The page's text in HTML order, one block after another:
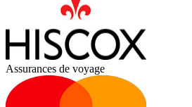
Assurances de voyage